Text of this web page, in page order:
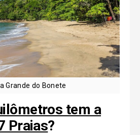
Grande do Bonete
tem a
Praias?